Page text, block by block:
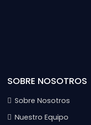
SOBRE NOSOTROS
Sobre Nosotros
Nuestro Equipo